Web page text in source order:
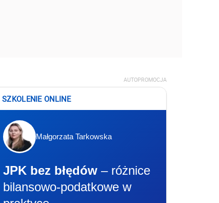
AUTOPROMOCJA
SZKOLENIE ONLINE
Małgorzata Tarkowska
JPK bez błędów – różnice
bilansowo-podatkowe w